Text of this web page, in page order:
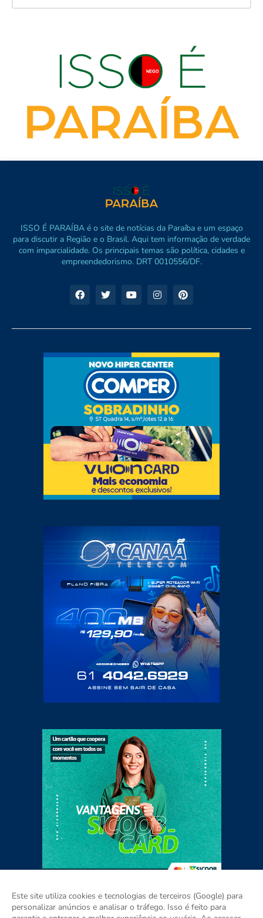
ISSO É PARAÍBA é o site de notícias da Paraíba e um espaço
para discutir a Região e o Brasil. Aqui tem informação de verdade
com imparcialidade. Os principais temas são política, cidades e
empreendedorismo. DRT 0010556/DF.
Este site utiliza cookies e tecnologias de terceiros (Google) para
personalizar anúncios e analisar o tráfego. Isso é feito para